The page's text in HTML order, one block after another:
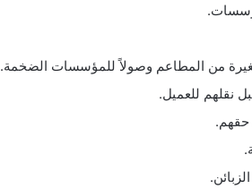
من المطاعم وصولاً للمؤسسات الضخمة.
نقلهم للعميل.
حقهم.